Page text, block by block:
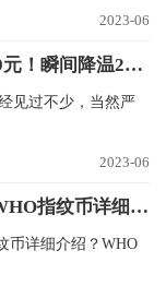
2023-06
RTX 4070换装暴力涡轮风扇 卖到6999元！瞬间降温21℃
见过不少，当然严
2023-06
【世界播资讯】投资理财网站源码（WHO指纹币详细介绍？）
币详细介绍？WHO